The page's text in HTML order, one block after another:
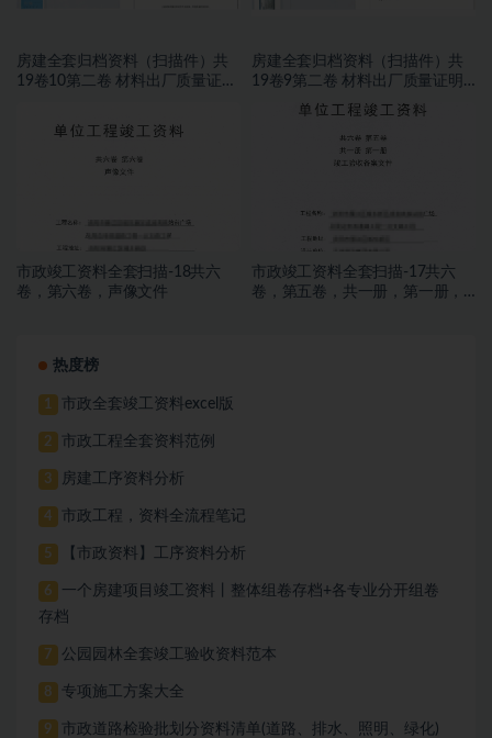
房建全套归档资料（扫描件）共
19卷10第二卷 材料出厂质量证明
房建全套归档资料（扫描件）共
19卷9第二卷 材料出厂质量证明
文件及进场复试报告 6.8册
市政竣工资料全套扫描-18共六
卷，第六卷，声像文件
市政竣工资料全套扫描-17共六
卷，第五卷，共一册，第一册，
热度榜
1 市政全套竣工资料excel版
2 市政工程全套资料范例
3 房建工序资料分析
4 市政工程，资料全流程笔记
5 【市政资料】工序资料分析
6
一个房建项目竣工资料丨整体组卷存档+各专业分开组卷
存档
7 公园园林全套竣工验收资料范本
8 专项施工方案大全
9 市政道路检验批划分资料清单(道路、排水、照明、绿化)